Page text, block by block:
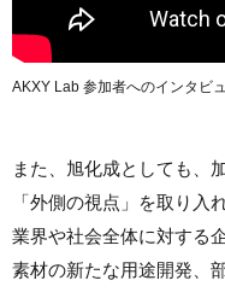
AKXY Lab 参加者へのインタビ
また、旭化成としても、
「外側の視点」を取り入
業界や社会全体に対する
素材の新たな用途開発、